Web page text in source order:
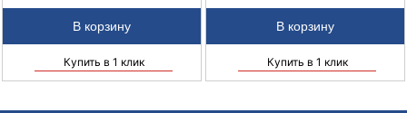
Купить в 1 клик Купить в 1 клик